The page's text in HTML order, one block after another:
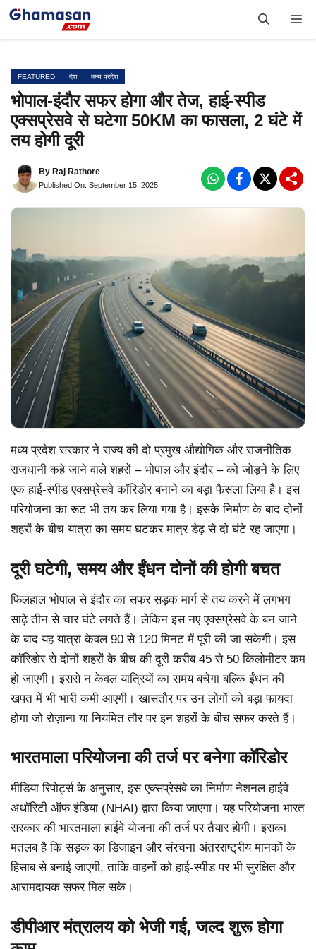
Skip
FEATURED देश मध्य प्रदेश
भोपाल-इंदौर सफर होगा और तेज, हाई-स्पीड
एक्सप्रेसवे से घटेगा 50KM का फासला, 2 घंटे में
तय होगी दूरी
By Raj Rathore
Published On: September 15, 2025
मध्य प्रदेश सरकार ने राज्य की दो प्रमुख औद्योगिक और राजनीतिक
राजधानी कहे जाने वाले शहरों – भोपाल और इंदौर – को जोड़ने के लिए
एक हाई-स्पीड एक्सप्रेसवे कॉरिडोर बनाने का बड़ा फैसला लिया है। इस
परियोजना का रूट भी तय कर लिया गया है। इसके निर्माण के बाद दोनों
शहरों के बीच यात्रा का समय घटकर मात्र डेढ़ से दो घंटे रह जाएगा।
दूरी घटेगी, समय और ईंधन दोनों की होगी बचत
फिलहाल भोपाल से इंदौर का सफर सड़क मार्ग से तय करने में लगभग
साढ़े तीन से चार घंटे लगते हैं। लेकिन इस नए एक्सप्रेसवे के बन जाने
के बाद यह यात्रा केवल 90 से 120 मिनट में पूरी की जा सकेगी। इस
कॉरिडोर से दोनों शहरों के बीच की दूरी करीब 45 से 50 किलोमीटर कम
हो जाएगी। इससे न केवल यात्रियों का समय बचेगा बल्कि ईंधन की
खपत में भी भारी कमी आएगी। खासतौर पर उन लोगों को बड़ा फायदा
होगा जो रोज़ाना या नियमित तौर पर इन शहरों के बीच सफर करते हैं।
भारतमाला परियोजना की तर्ज पर बनेगा कॉरिडोर
मीडिया रिपोर्ट्स के अनुसार, इस एक्सप्रेसवे का निर्माण नेशनल हाईवे
अथॉरिटी ऑफ इंडिया (NHAI) द्वारा किया जाएगा। यह परियोजना भारत
सरकार की भारतमाला हाईवे योजना की तर्ज पर तैयार होगी। इसका
मतलब है कि सड़क का डिजाइन और संरचना अंतरराष्ट्रीय मानकों के
हिसाब से बनाई जाएगी, ताकि वाहनों को हाई-स्पीड पर भी सुरक्षित और
आरामदायक सफर मिल सके।
डीपीआर मंत्रालय को भेजी गई, जल्द शुरू होगा